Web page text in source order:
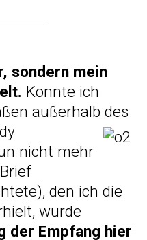
sondern mein
Konnte ich
außerhalb des
nicht mehr
), den ich die
wurde
der Empfang hier